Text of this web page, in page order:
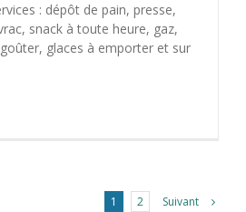
: dépôt de pain, presse,
snack à toute heure, gaz,
glaces à emporter et sur
1 2 Suivant